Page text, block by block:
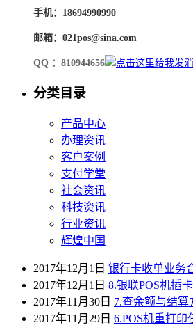
手机：18694990990
邮箱：021pos@sina.com
QQ ：810944656
分类目录
产品中心
办理资讯
客户案例
支付学堂
社会资讯
科技资讯
行业资讯
辉煌中国
2017年12月1日 银行卡收单业务
2017年12月1日 8.银联POS机插
2017年11月30日 7.查余额与结算
2017年11月29日 6.POS机重打印